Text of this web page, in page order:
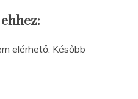
elérhető. Később